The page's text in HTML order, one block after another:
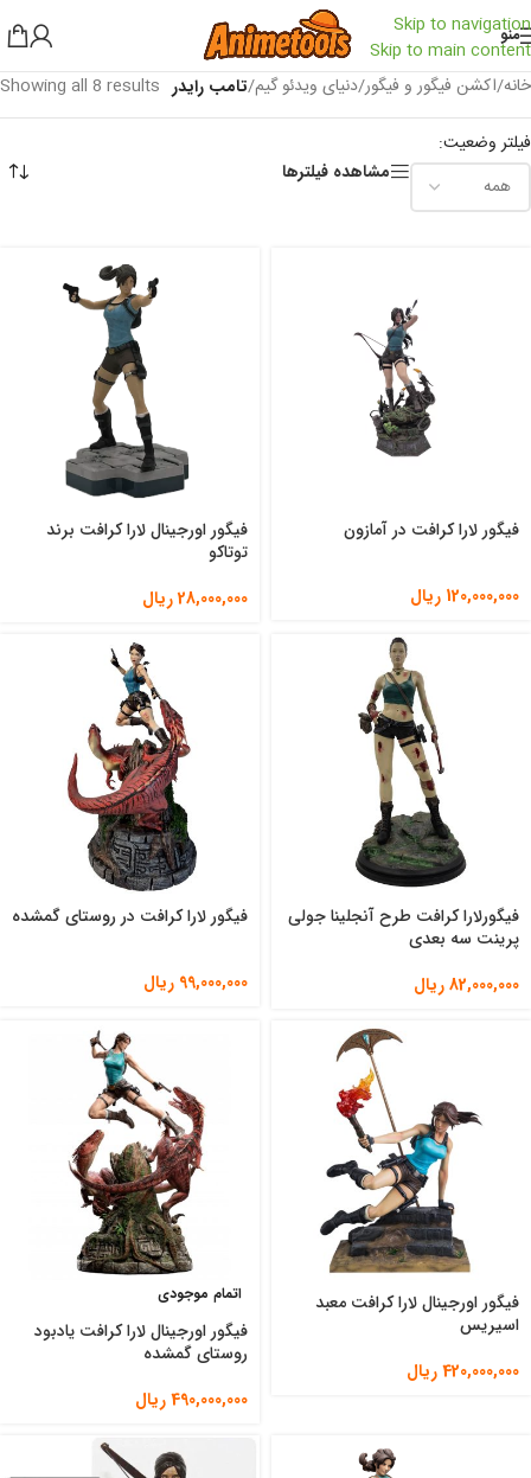
Skip to navigation
Skip to main content
منو
خانه/اکشن فیگور و فیگور/دنیای ویدئو گیم/تامب رایدر Showing all 8 results
فیلتر وضعیت:
مشاهده فیلترها
فیگور لارا کرافت در آمازون
120,000,000 ریال
فیگور اورجینال لارا کرافت برند
توتاکو
28,000,000ریال
فیگورلارا کرافت طرح آنجلینا جولی
پرینت سه بعدی
82,000,000ریال
فیگور لارا کرافت در روستای گمشده
99,000,000 ریال
فیگور اورجینال لارا کرافت معبد
اسیریس
420,000,000ریال
اتمام موجودی
فیگور اورجینال لارا کرافت یادبود
روستای گمشده
490,000,000ریال